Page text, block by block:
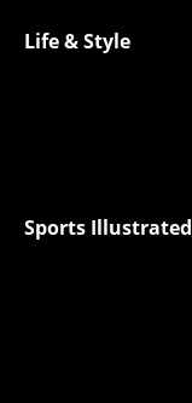
Life & Style
Sports Illustrated